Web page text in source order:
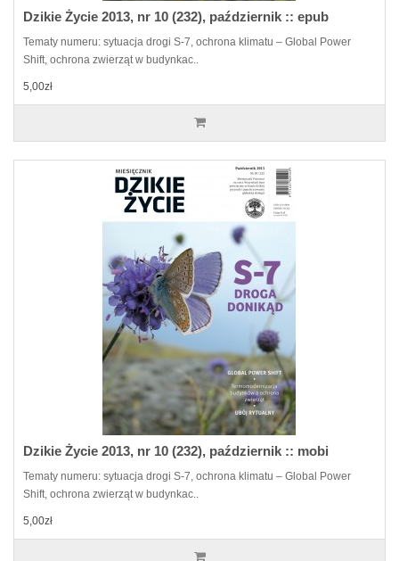
Dzikie Życie 2013, nr 10 (232), październik :: epub
Tematy numeru: sytuacja drogi S-7, ochrona klimatu – Global Power
Shift, ochrona zwierząt w budynkac..
5,00zł
Dzikie Życie 2013, nr 10 (232), październik :: mobi
Tematy numeru: sytuacja drogi S-7, ochrona klimatu – Global Power
Shift, ochrona zwierząt w budynkac..
5,00zł